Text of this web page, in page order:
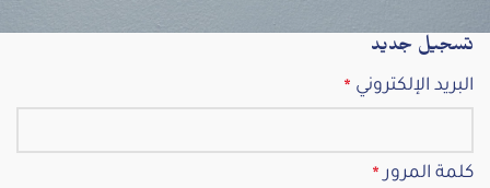
تسجيل جديد
البريد الإلكتروني *
كلمة المرور *